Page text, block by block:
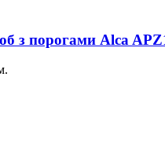
з порогами Alca